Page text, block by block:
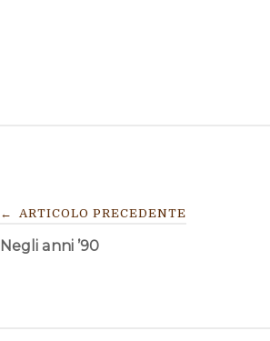
NAVIGAZIONE
ARTICOLI
← ARTICOLO PRECEDENTE
Negli anni ’90